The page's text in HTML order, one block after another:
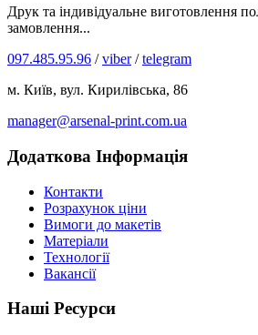
Друк та індивідуальне виготовлення
замовлення...
097.485.95.96 /viber/telegram
м. Київ, вул. Кирилівська, 86
manager@arsenal-print.com.ua
Додаткова Інформація
Контакти
Розрахунок ціни
Вимоги до макетів
Матеріали
Технології
Вакансії
Наші Ресурси